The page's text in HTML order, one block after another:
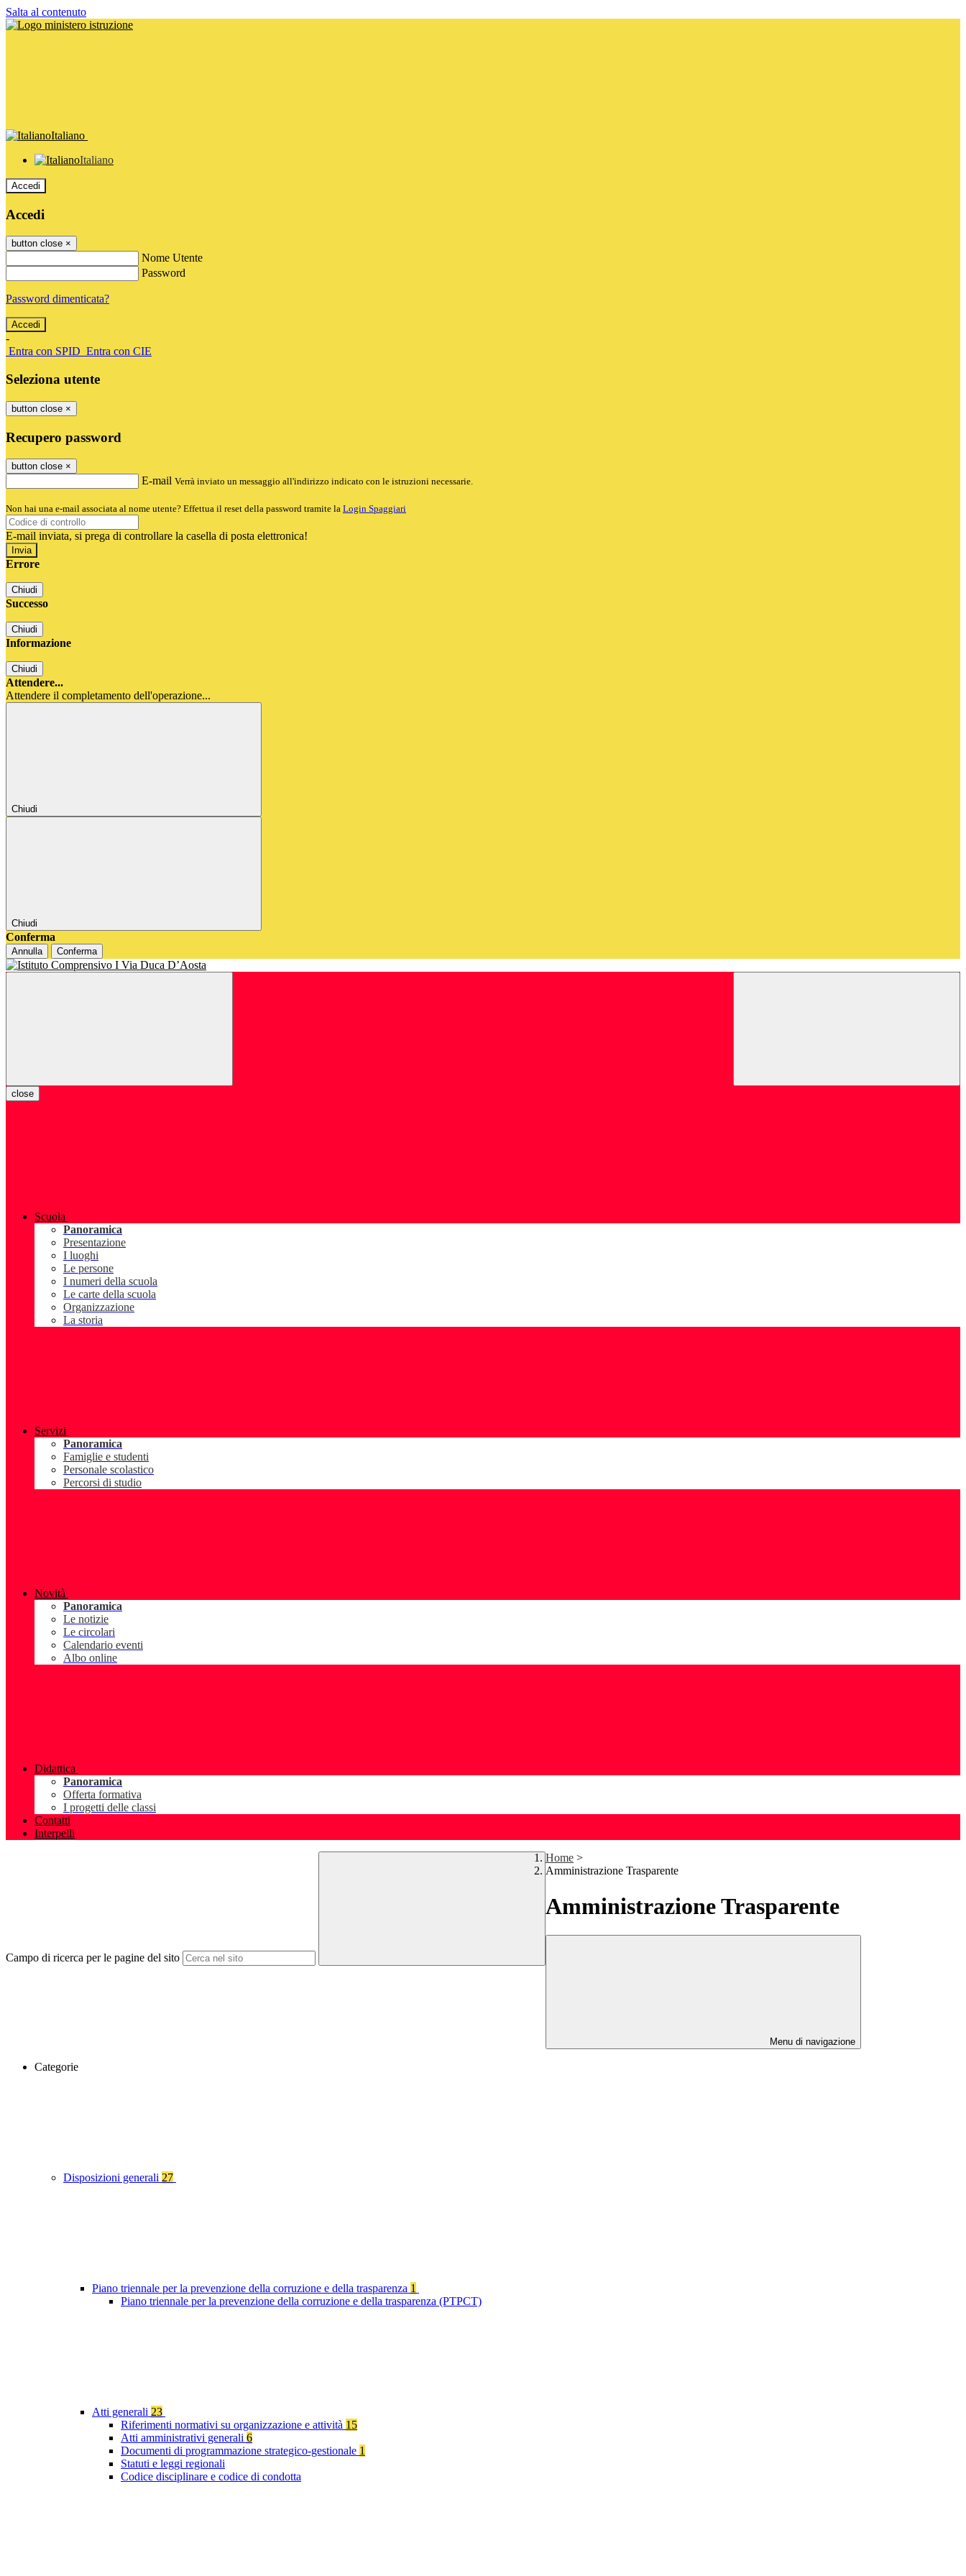
Salta al contenuto
Italiano
Italiano
Accedi
Accedi
button close ×
Nome Utente
Password
Password dimenticata?
-
Entra con SPID Entra con CIE
Seleziona utente
button close ×
Recupero password
button close ×
E-mail Verrà inviato un messaggio all'indirizzo indicato con le istruzioni necessarie.
Non hai una e-mail associata al nome utente? Effettua il reset della password tramite la Login Spaggiari
E-mail inviata, si prega di controllare la casella di posta elettronica!
Errore
Chiudi
Successo
Chiudi
Informazione
Chiudi
Attendere...
Attendere il completamento dell'operazione...
Chiudi
Chiudi
Conferma
Annulla Conferma
close
Scuola
Panoramica
Presentazione
I luoghi
Le persone
I numeri della scuola
Le carte della scuola
Organizzazione
La storia
Servizi
Panoramica
Famiglie e studenti
Personale scolastico
Percorsi di studio
Novità
Panoramica
Le notizie
Le circolari
Calendario eventi
Albo online
Didattica
Panoramica
Offerta formativa
I progetti delle classi
Contatti
Interpelli
Campo di ricerca per le pagine del sito
Home >
Amministrazione Trasparente
Amministrazione Trasparente
Menu di navigazione
Categorie
Disposizioni generali 27
Piano triennale per la prevenzione della corruzione e della trasparenza 1
Piano triennale per la prevenzione della corruzione e della trasparenza (PTPCT)
Atti generali 23
Riferimenti normativi su organizzazione e attività 15
Atti amministrativi generali 6
Documenti di programmazione strategico-gestionale 1
Statuti e leggi regionali
Codice disciplinare e codice di condotta